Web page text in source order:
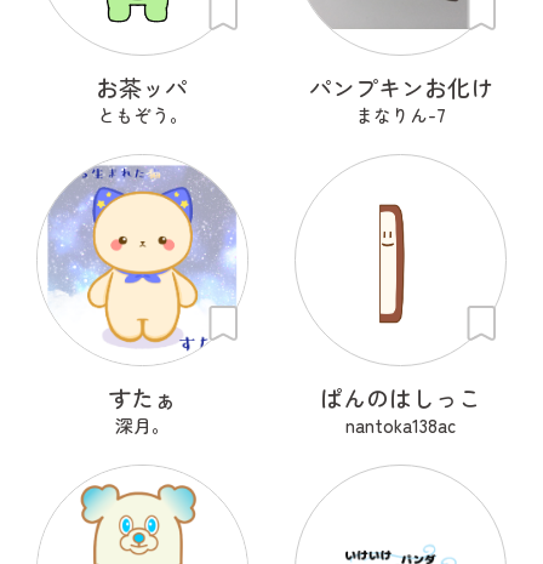
お茶ッパ
ともぞう。
パンプキンお化け
まなりん-7
すたぁ
深月。
ぱんのはしっこ
nantoka138ac